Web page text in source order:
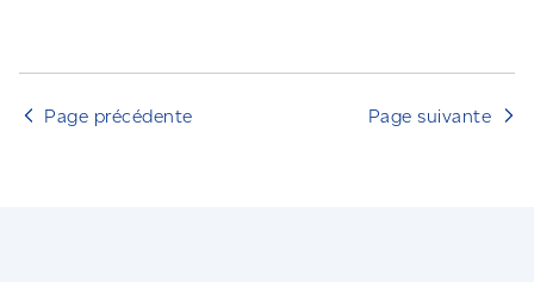
Page précédente Page suivante